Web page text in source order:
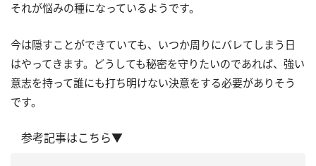
それが悩みの種になっているようです。
今は隠すことができていても、いつか周りにバレてしまう日
はやってきます。どうしても秘密を守りたいのであれば、強い
意志を持って誰にも打ち明けない決意をする必要がありそう
です。
参考記事はこちら▼